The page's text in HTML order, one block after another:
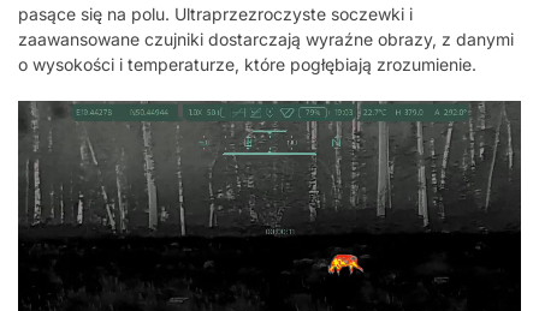
pasące się na polu. Ultraprzezroczyste soczewki i
zaawansowane czujniki dostarczają wyraźne obrazy, z danymi
o wysokości i temperaturze, które pogłębiają zrozumienie.